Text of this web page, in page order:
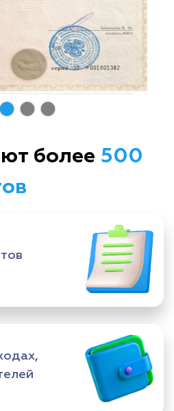
более 500